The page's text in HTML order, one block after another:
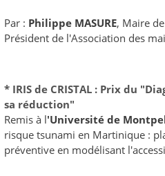
Par : Philippe MASURE, Maire
Président de l'Association des
* IRIS de CRISTAL : Prix du
sa réduction"
Remis à l'Université de
risque tsunami en Martinique :
préventive en modélisant